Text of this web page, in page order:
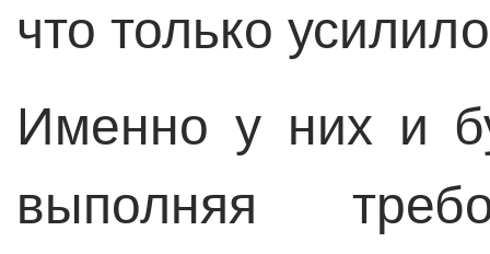
что только
Именно у них и
выполняя